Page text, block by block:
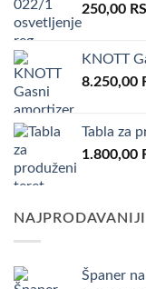
250,00
KNOTT
8.250,00
Tabla za
1.800,00
NAJPRODAVANIJI
Španer